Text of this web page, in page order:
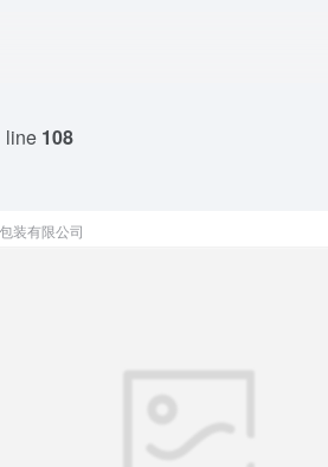
108
装有限公司